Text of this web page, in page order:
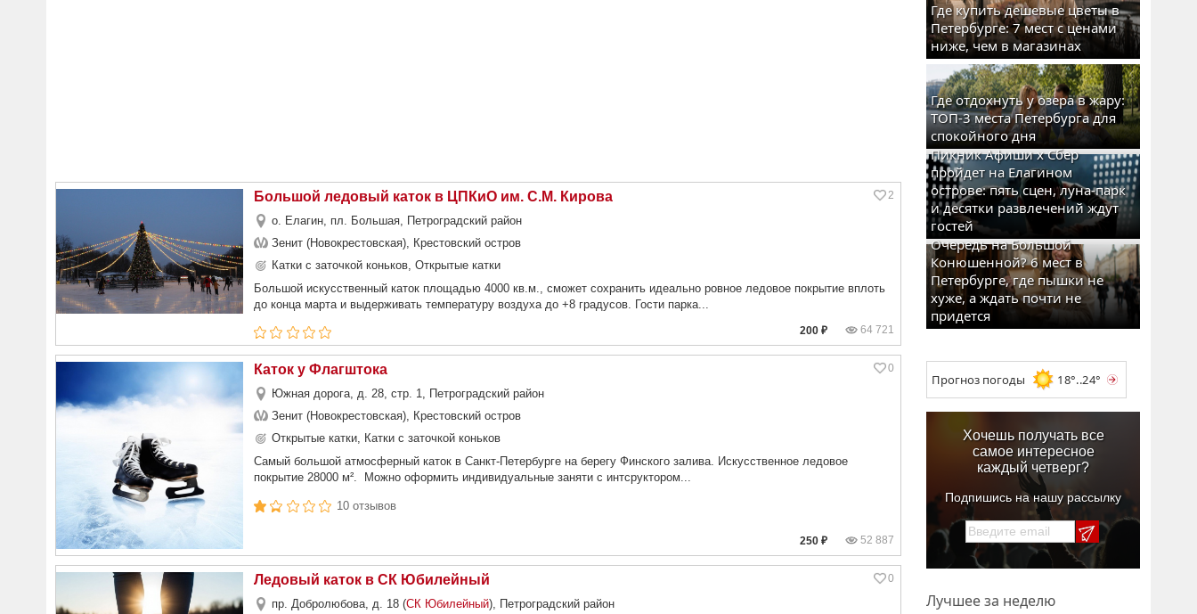
Большой ледовый каток в ЦПКиО им. С.М. Кирова
о. Елагин, пл. Большая, Петроградский район
Зенит (Новокрестовская), Крестовский остров
Катки с заточкой коньков, Открытые катки
Большой искусственный каток площадью 4000 кв.м., сможет сохранить идеально ровное ледовое покрытие вплоть
до конца марта и выдерживать температуру воздуха до +8 градусов. Гости парка...
200 ₽ 64 721
2
Каток у Флагштока
Южная дорога, д. 28, стр. 1, Петроградский район
Зенит (Новокрестовская), Крестовский остров
Открытые катки, Катки с заточкой коньков
Самый большой атмосферный каток в Санкт-Петербурге на берегу Финского залива. Искусственное ледовое
покрытие 28000 м². Можно оформить индивидуальные заняти с интсруктором...
10 отзывов
250 ₽ 52 887
0
Ледовый каток в СК Юбилейный
пр. Добролюбова, д. 18 (СК Юбилейный), Петроградский район
0
Где купить дешевые цветы в
Петербурге: 7 мест с ценами
ниже, чем в магазинах
Где отдохнуть у озера в жару:
ТОП-3 места Петербурга для
спокойного дня
Пикник Афиши x Сбер
пройдет на Елагином
острове: пять сцен, луна-парк
и десятки развлечений ждут
гостей
Очередь на Большой
Конюшенной? 6 мест в
Петербурге, где пышки не
хуже, а ждать почти не
придется
Прогноз погоды 18°..24°
Хочешь получать все
самое интересное
каждый четверг?
Подпишись на нашу рассылку
Лучшее за неделю